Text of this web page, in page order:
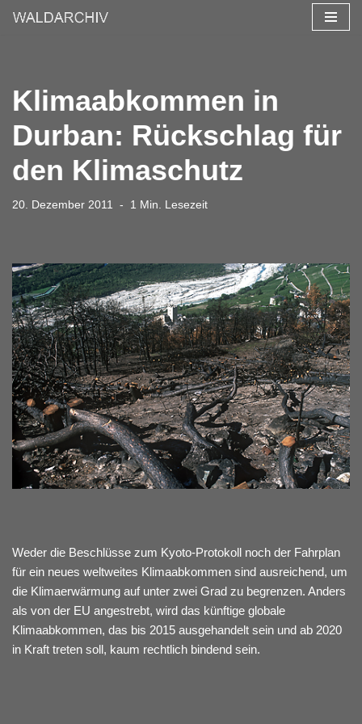
Klimaabkommen in
Durban: Rückschlag für
den Klimaschutz
20. Dezember 2011 1 Min. Lesezeit
Weder die Beschlüsse zum Kyoto-Protokoll noch der Fahrplan
für ein neues weltweites Klimaabkommen sind ausreichend, um
die Klimaerwärmung auf unter zwei Grad zu begrenzen. Anders
als von der EU angestrebt, wird das künftige globale
Klimaabkommen, das bis 2015 ausgehandelt sein und ab 2020
in Kraft treten soll, kaum rechtlich bindend sein.